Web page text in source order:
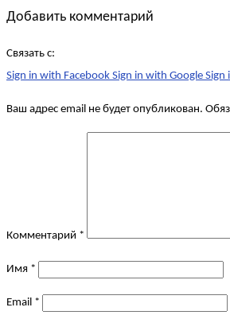
Добавить комментарий
Связать с:
Sign in with Facebook Sign in with Google Sign
Ваш адрес email не будет опубликован.
Комментарий *
Имя *
Email *